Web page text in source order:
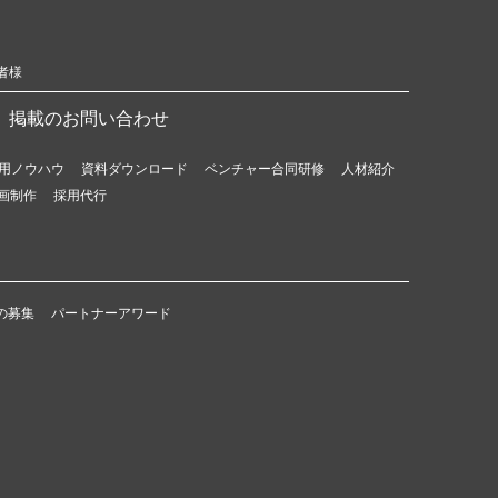
様
掲載のお問い合わせ
ノウハウ 資料ダウンロード ベンチャー合同研修
人材紹介
制作
採用代行
募集 パートナーアワード